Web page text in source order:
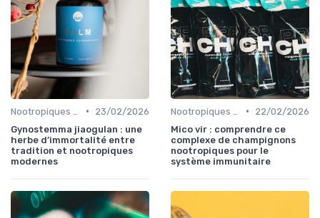
•
23/02/2026
Gynostemma jiaogulan : une
herbe d’immortalité entre
tradition et nootropiques
modernes
•
22/02/2026
Mico vir : comprendre ce
complexe de champignons
nootropiques pour le
système immunitaire